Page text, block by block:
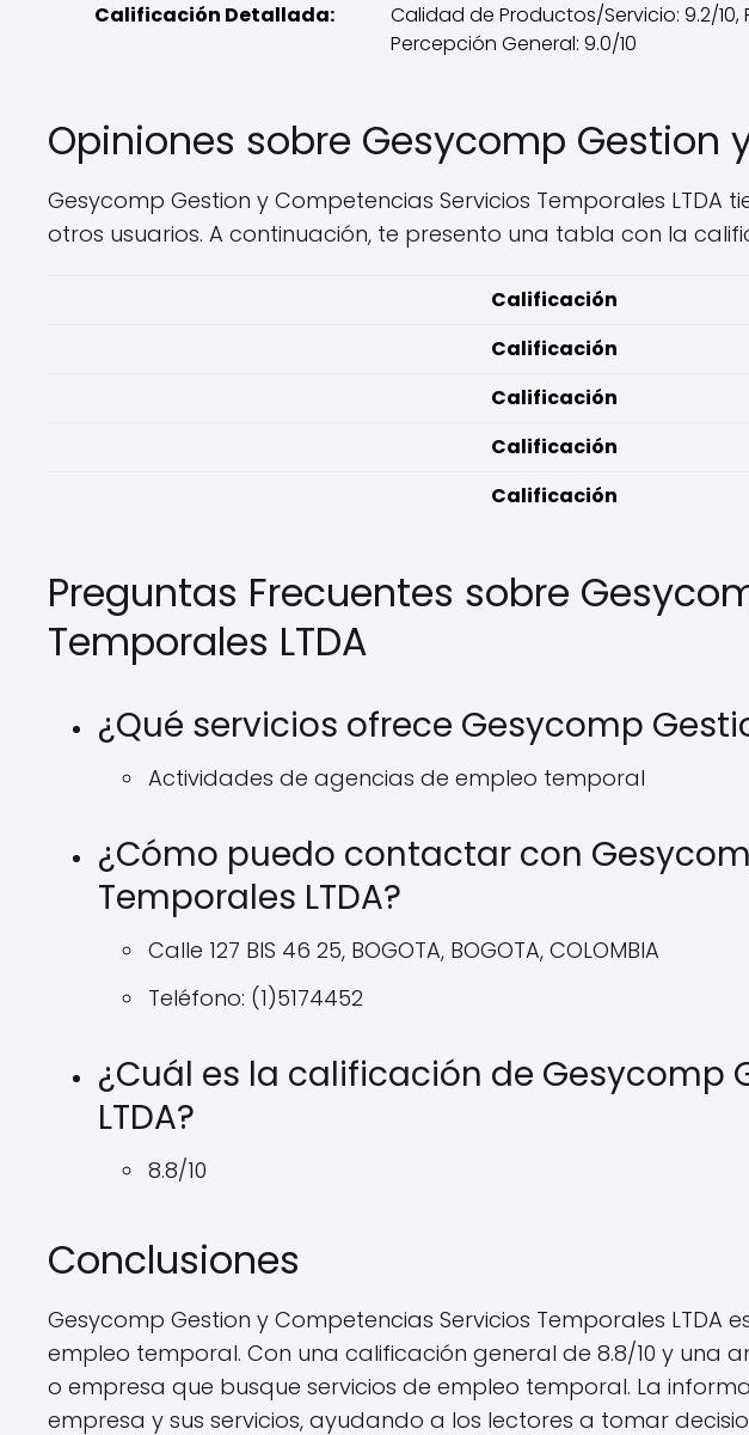
Calificación Detallada:
Calidad de Productos/Servicio: 9.2/10,
Percepción General: 9.0/10
Opiniones sobre Gesycomp Gestion
Gesycomp Gestion y Competencias Servicios Temporales LTDA
otros usuarios. A continuación, te presento una tabla con la
Calificación
Calificación
Calificación
Calificación
Calificación
Preguntas Frecuentes sobre
Temporales LTDA
¿Qué servicios ofrece Gesycomp
Actividades de agencias de empleo temporal
¿Cómo puedo contactar con
Temporales LTDA?
Calle 127 BIS 46 25, BOGOTA, BOGOTA, COLOMBIA
Teléfono: (1)5174452
¿Cuál es la calificación de Gesycomp
LTDA?
8.8/10
Conclusiones
Gesycomp Gestion y Competencias Servicios Temporales
empleo temporal. Con una calificación general de 8.8/10 y una
o empresa que busque servicios de empleo temporal. La
empresa y sus servicios, ayudando a los lectores a tomar